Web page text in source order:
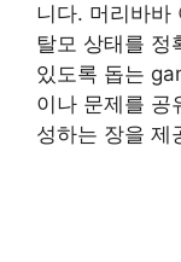
니다. 머리바바
탈모 상태를 정
있도록 돕는
이나 문제를 공
성하는 장을 제